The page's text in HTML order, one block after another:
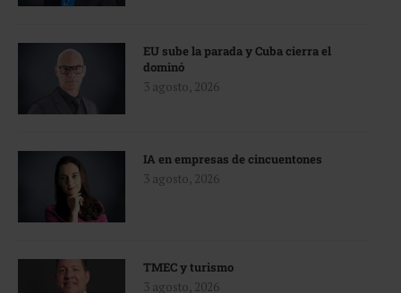
EU sube la parada y Cuba cierra el
dominó
3 agosto, 2026
IA en empresas de cincuentones
3 agosto, 2026
TMEC y turismo
3 agosto, 2026